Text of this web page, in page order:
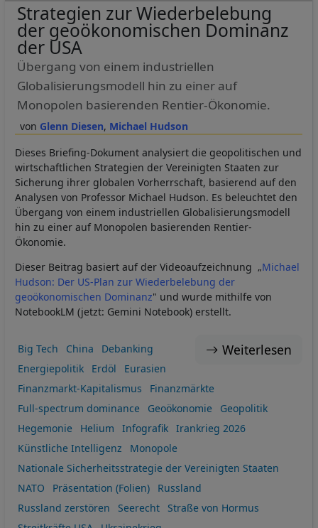
Glenn Diesen Michael Hudson
Strategien zur Wiederbelebung
der geoökonomischen Dominanz
der USA
Übergang von einem industriellen
Globalisierungsmodell hin zu einer auf
Monopolen basierenden Rentier-Ökonomie.
Dieses Briefing-Dokument analysiert die geopolitischen und
wirtschaftlichen Strategien der Vereinigten Staaten zur
Sicherung ihrer globalen Vorherrschaft, basierend auf den
Analysen von Professor Michael Hudson. Es beleuchtet den
Übergang von einem industriellen Globalisierungsmodell
hin zu einer auf Monopolen basierenden Rentier-
Ökonomie.
Dieser Beitrag basiert auf der Videoaufzeichnung „Michael
Hudson: Der US-Plan zur Wiederbelebung der
geoökonomischen Dominanz" und wurde mithilfe von
NotebookLM (jetzt: Gemini Notebook) erstellt.
Weiterlesen
Big Tech China
Debanking
Energiepolitik
Erdöl
Eurasien
Finanzmarkt-Kapitalismus
Finanzmärkte
Full-spectrum dominance
Geoökonomie
Geopolitik
Hegemonie
Helium Infografik
Irankrieg 2026
Künstliche Intelligenz
Monopole
Nationale Sicherheitsstrategie der Vereinigten Staaten
NATO
Präsentation (Folien)
Russland
Russland zerstören
Seerecht
Straße von Hormus